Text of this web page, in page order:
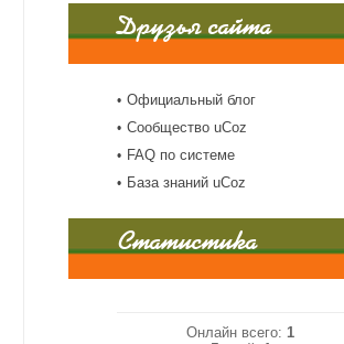
Друзья сайта
Официальный блог
Сообщество uCoz
FAQ по системе
База знаний uCoz
Статистика
Онлайн всего: 1